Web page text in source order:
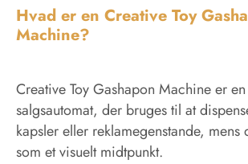
Hvad er en Creative Toy
Machine?
Creative Toy Gashapon Machine er
salgsautomat, der bruges til at
kapsler eller reklamegenstande, mens
som et visuelt midtpunkt.